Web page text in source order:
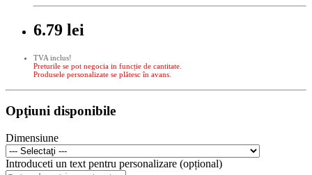
6.79 lei
TVA inclus!
Preturile se pot negocia in funcție de cantitate.
Produsele personalizate se plătesc în avans.
Opţiuni disponibile
Dimensiune
Introduceti un text pentru personalizare (opțional)